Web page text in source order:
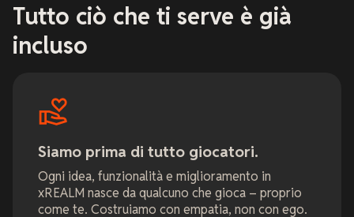
Tutto ciò che ti serve è già
incluso
Siamo prima di tutto giocatori.
Ogni idea, funzionalità e miglioramento in
xREALM nasce da qualcuno che gioca – proprio
come te. Costruiamo con empatia, non con ego.